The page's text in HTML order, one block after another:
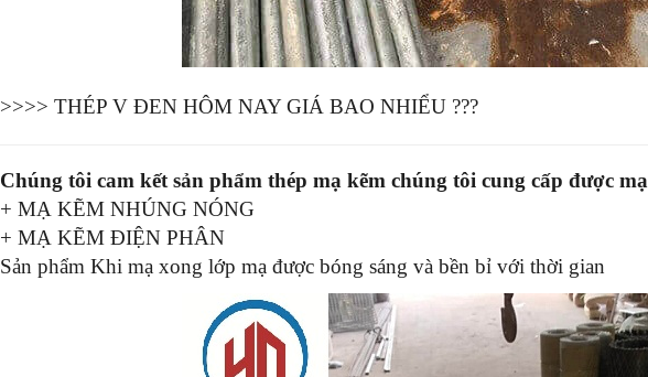
>>>> THÉP V ĐEN HÔM NAY GIÁ BAO NHIỂU ???
Chúng tôi cam kết sản phẩm thép mạ kẽm chúng tôi cung cấp được
+ MẠ KẼM NHÚNG NÓNG
+ MẠ KẼM ĐIỆN PHÂN
Sản phẩm Khi mạ xong lớp mạ được bóng sáng và bền bỉ với thời gian